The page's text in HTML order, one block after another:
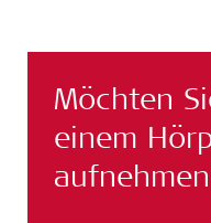
Möchten
einem